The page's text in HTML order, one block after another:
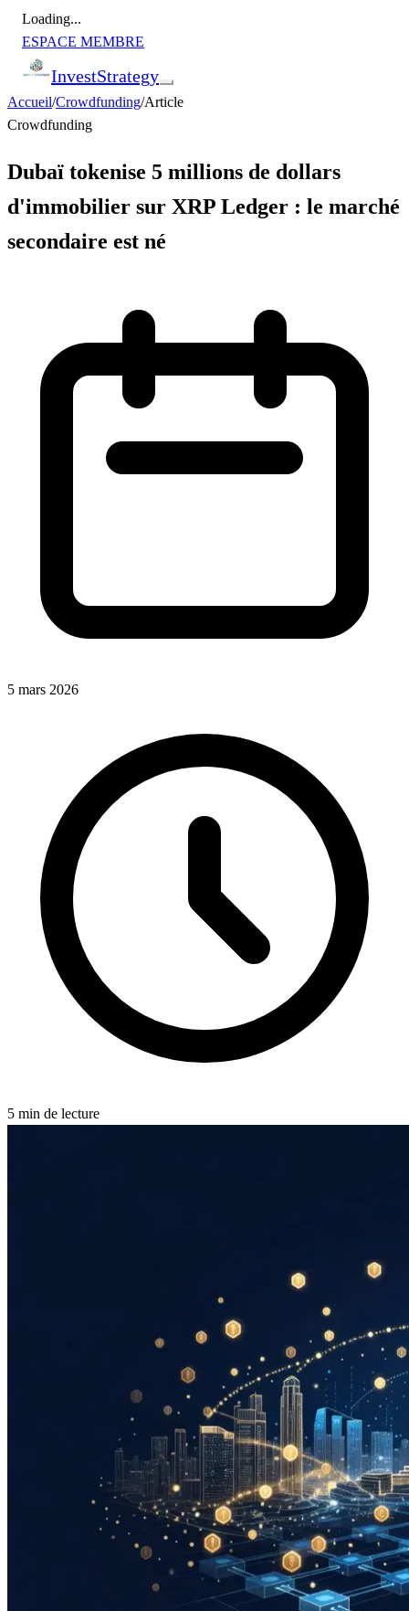
Loading...
ESPACE MEMBRE
InvestStrategy
Accueil/Crowdfunding/Article
Crowdfunding
Dubaï tokenise 5 millions de dollars
d'immobilier sur XRP Ledger : le marché
secondaire est né
5 mars 2026
5 min de lecture